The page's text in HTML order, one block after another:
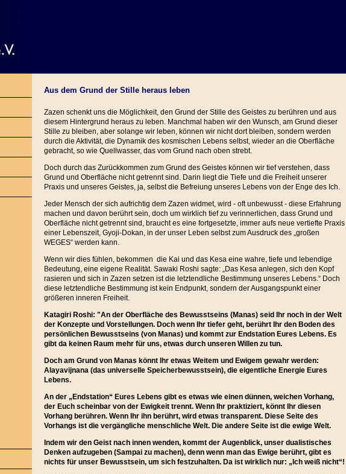
Aus dem Grund der Stille heraus leben
Zazen schenkt uns die Möglichkeit, den Grund der Stille des Geistes zu berühren und aus
diesem Hintergrund heraus zu leben. Manchmal haben wir den Wunsch, am Grund dieser
Stille zu bleiben, aber solange wir leben, können wir nicht dort bleiben, sondern werden
durch die Aktivität, die Dynamik des kosmischen Lebens selbst, wieder an die Oberfläche
gebracht, so wie Quellwasser, das vom Grund nach oben strebt.
Doch durch das Zurückkommen zum Grund des Geistes können wir tief verstehen, dass
Grund und Oberfläche nicht getrennt sind. Darin liegt die Tiefe und die Freiheit unserer
Praxis und unseres Geistes, ja, selbst die Befreiung unseres Lebens von der Enge des Ich.
Jeder Mensch der sich aufrichtig dem Zazen widmet, wird - oft unbewusst - diese Erfahrung
machen und davon berührt sein, doch um wirklich tief zu verinnerlichen, dass Grund und
Oberfläche nicht getrennt sind, braucht es eine fortgesetzte, immer aufs neue vertiefte Praxis
einer Lebenszeit, Gyoji-Dokan, in der unser Leben selbst zum Ausdruck des „großen
WEGES“ werden kann.
Wenn wir dies fühlen, bekommen die Kai und das Kesa eine wahre, tiefe und lebendige
Bedeutung, eine eigene Realität. Sawaki Roshi sagte: „Das Kesa anlegen, sich den Kopf
rasieren und sich in Zazen setzen ist die letztendliche Bestimmung unseres Lebens.“ Doch
diese letztendliche Bestimmung ist kein Endpunkt, sondern der Ausgangspunkt einer
größeren inneren Freiheit.
Katagiri Roshi: "An der Oberfläche des Bewusstseins (Manas) seid Ihr noch in der Welt
der Konzepte und Vorstellungen. Doch wenn Ihr tiefer geht, berührt Ihr den Boden des
persönlichen Bewusstseins (von Manas) und kommt zur Endstation Eures Lebens. Es
gibt da keinen Raum mehr für uns, etwas durch unseren Willen zu tun.
Doch am Grund von Manas könnt Ihr etwas Weitem und Ewigem gewahr werden:
Alayavijnana (das universelle Speicherbewusstsein), die eigentliche Energie Eures
Lebens.
An der „Endstation“ Eures Lebens gibt es etwas wie einen dünnen, weichen Vorhang,
der Euch scheinbar von der Ewigkeit trennt. Wenn Ihr praktiziert, könnt Ihr diesen
Vorhang berühren. Wenn Ihr ihn berührt, wird etwas transparent. Diese Seite des
Vorhangs ist die vergängliche menschliche Welt. Die andere Seite ist die ewige Welt.
Indem wir den Geist nach innen wenden, kommt der Augenblick, unser dualistisches
Denken aufzugeben (Sampai zu machen), denn wenn man das Ewige berührt, gibt es
nichts für unser Bewusstsein, um sich festzuhalten. Da ist wirklich nur: „Ich weiß nicht“!